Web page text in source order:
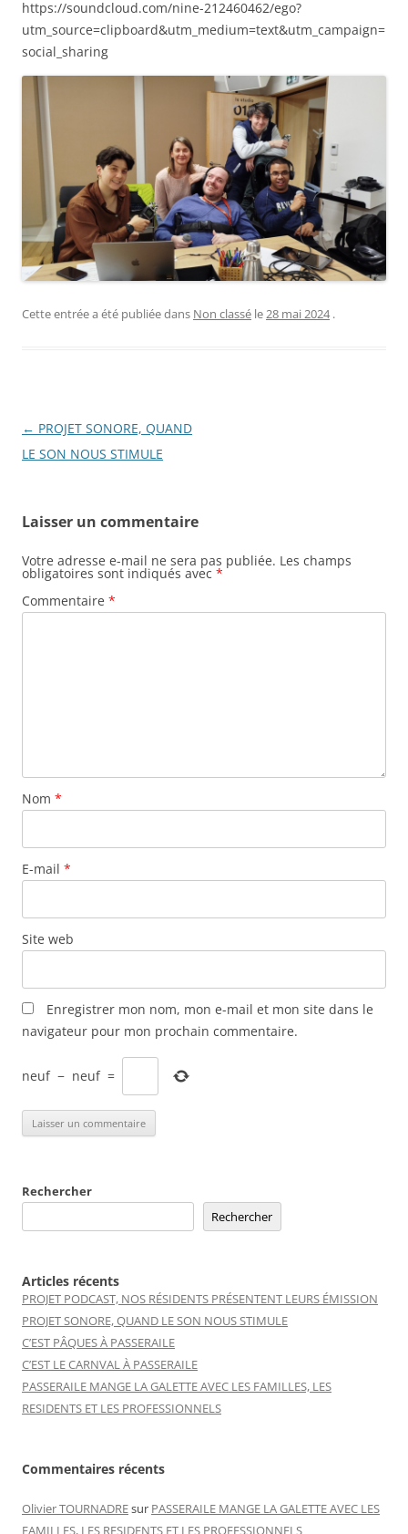
https://soundcloud.com/nine-212460462/ego?
utm_source=clipboard&utm_medium=text&utm_campaign=
social_sharing
Cette entrée a été publiée dans Non classé le 28 mai 2024 .
Navigation
des
← PROJET SONORE, QUAND
LE SON NOUS STIMULE
Laisser un commentaire
Votre adresse e-mail ne sera pas publiée. Les champs
obligatoires sont indiqués avec *
Commentaire *
Nom *
E-mail *
Site web
Enregistrer mon nom, mon e-mail et mon site dans le
navigateur pour mon prochain commentaire.
neuf − neuf =
Rechercher
Rechercher
Articles récents
PROJET PODCAST, NOS RÉSIDENTS PRÉSENTENT LEURS ÉMISSION
PROJET SONORE, QUAND LE SON NOUS STIMULE
C’EST PÂQUES À PASSERAILE
C’EST LE CARNVAL À PASSERAILE
PASSERAILE MANGE LA GALETTE AVEC LES FAMILLES, LES
RESIDENTS ET LES PROFESSIONNELS
Commentaires récents
Olivier TOURNADREsur PASSERAILE MANGE LA GALETTE AVEC LES
FAMILLES, LES RESIDENTS ET LES PROFESSIONNELS